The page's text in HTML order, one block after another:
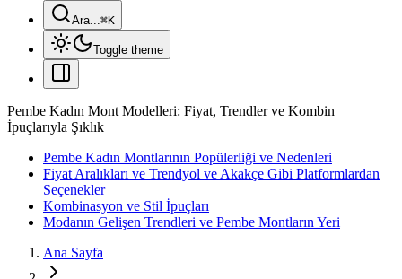
Ara...⌘K
Toggle theme
Pembe Kadın Mont Modelleri: Fiyat, Trendler ve Kombin
İpuçlarıyla Şıklık
Pembe Kadın Montlarının Popülerliği ve Nedenleri
Fiyat Aralıkları ve Trendyol ve Akakçe Gibi Platformlardan
Seçenekler
Kombinasyon ve Stil İpuçları
Modanın Gelişen Trendleri ve Pembe Montların Yeri
Ana Sayfa